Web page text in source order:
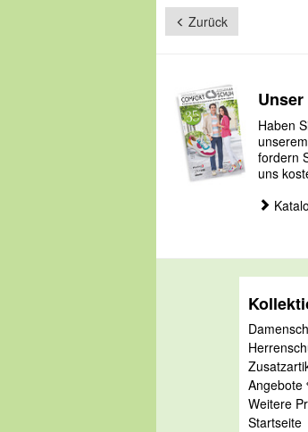
Zurück
Haben
fordern
uns
Angebote
Weitere
Startseite